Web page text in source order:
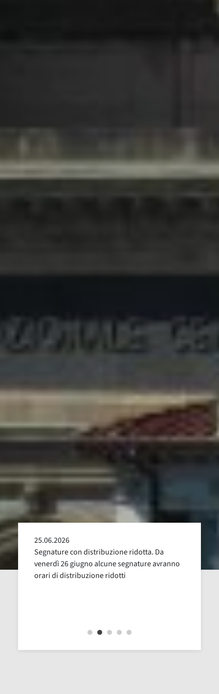
25.06.2026
Segnature con distribuzione ridotta. Da
venerdì 26 giugno alcune segnature avranno
orari di distribuzione ridotti